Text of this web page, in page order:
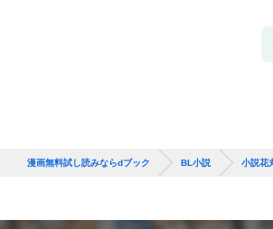
漫画無料試し読みならdブック BL小説 小説花